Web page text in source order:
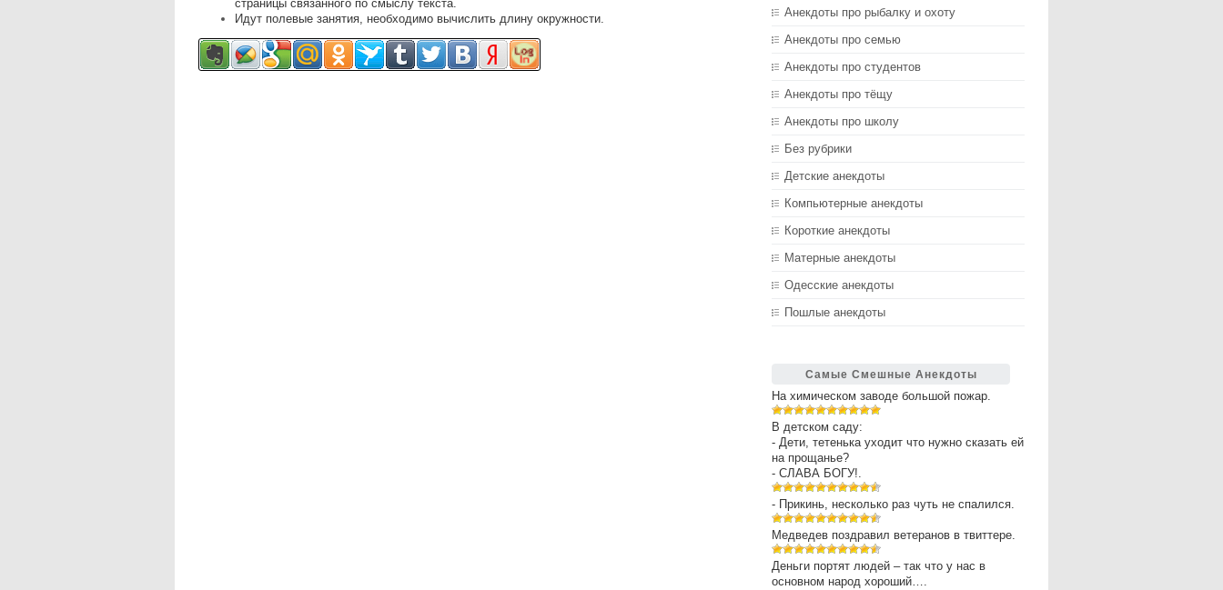
страницы связанного по смыслу текста.
Идут полевые занятия, необходимо вычислить длину окружности.
Анекдоты про рыбалку и охоту
Анекдоты про семью
Анекдоты про студентов
Анекдоты про тёщу
Анекдоты про школу
Без рубрики
Детские анекдоты
Компьютерные анекдоты
Короткие анекдоты
Матерные анекдоты
Одесские анекдоты
Пошлые анекдоты
Самые Смешные Анекдоты
На химическом заводе большой пожар.
В детском саду:
- Дети, тетенька уходит что нужно сказать ей
на прощанье?
- СЛАВА БОГУ!.
- Прикинь, несколько раз чуть не спалился.
Медведев поздравил ветеранов в твиттере.
Деньги портят людей – так что у нас в
основном народ хороший….